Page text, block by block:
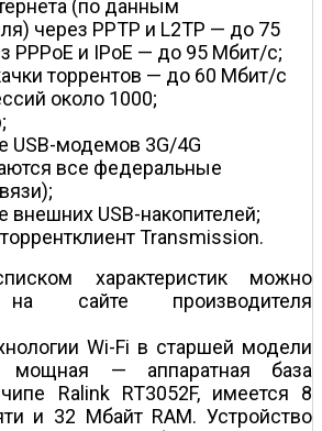
(по данным
через PPTP и L2TP — до 75
PPPoE и IPoE — до 95 Мбит/с;
торрентов — до 60 Мбит/с
около 1000;
USB-модемов 3G/4G
все федеральные
внешних USB-накопителей;
Transmission.
характеристик можно
на сайте производителя
Wi-Fi в старшей модели
мощная — аппаратная база
Ralink RT3052F, имеется 8
и 32 Мбайт RAM. Устройство